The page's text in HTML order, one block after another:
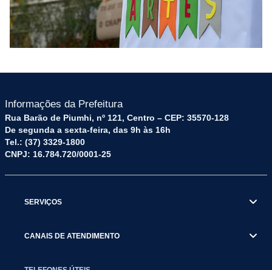
Informações da Prefeitura
Rua Barão de Piumhi, nº 121, Centro – CEP: 35570-128
De segunda a sexta-feira, das 9h às 16h
Tel.: (37) 3329-1800
CNPJ: 16.784.720/0001-25
SERVIÇOS
CANAIS DE ATENDIMENTO